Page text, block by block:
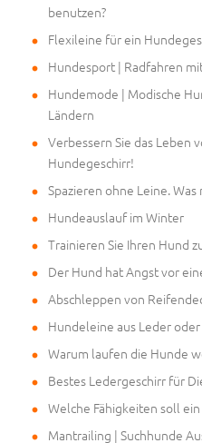
benutzen?
Flexileine für ein
Hundesport | Radfahren
Hundemode | Modische
Ländern
Verbessern Sie das Leben
Hundegeschirr!
Spazieren ohne Leine. Was
Hundeauslauf im Winter
Trainieren Sie Ihren Hund
Der Hund hat Angst vor
Abschleppen von
Hundeleine aus Leder
Warum laufen die Hunde
Bestes Ledergeschirr für
Welche Fähigkeiten soll
Mantrailing | Suchhunde